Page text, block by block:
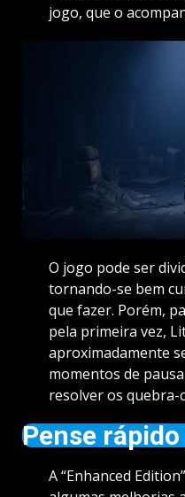
jogo, que o
O jogo pode ser
tornando-se bem
que fazer. Porém,
pela primeira vez,
aproximadamente
momentos de
resolver os quebra-
Pense
A “Enhanced